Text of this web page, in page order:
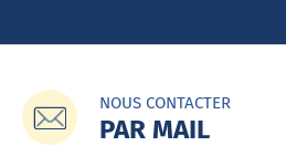
NOUS CONTACTER
PAR MAIL